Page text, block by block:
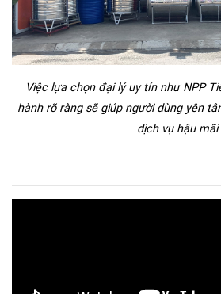
Việc lựa chọn đại lý uy tín như NPP
hành rõ ràng sẽ giúp người dùng yên
dịch vụ hậu mãi